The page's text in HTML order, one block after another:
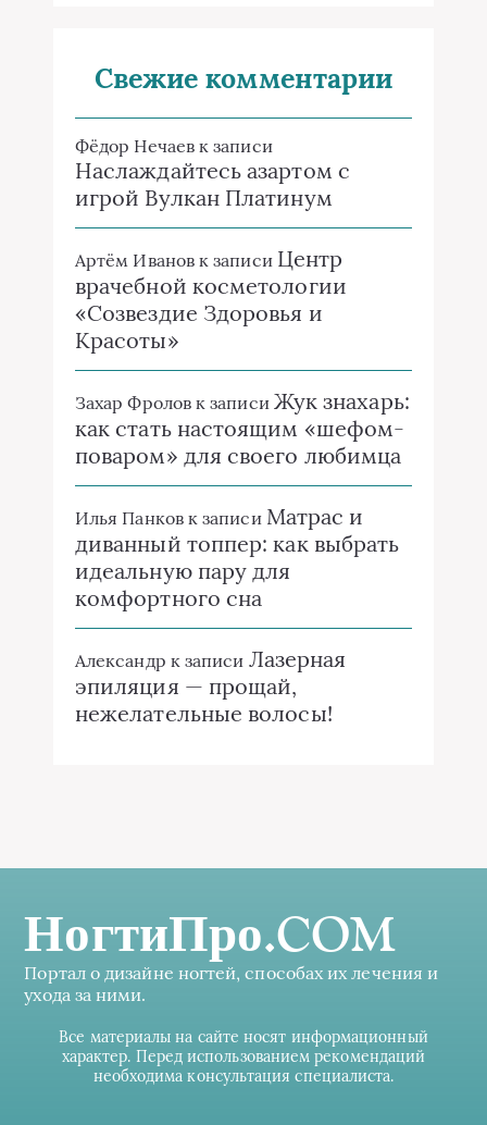
Свежие комментарии
Фёдор Нечаевк записи
Наслаждайтесь азартом с
игрой Вулкан Платинум
Артём Ивановк записи Центр
врачебной косметологии
«Созвездие Здоровья и
Красоты»
Захар Фроловк записи Жук знахарь:
как стать настоящим «шефом-
поваром» для своего любимца
Илья Панковк записи Матрас и
диванный топпер: как выбрать
идеальную пару для
комфортного сна
Александр к записи Лазерная
эпиляция — прощай,
нежелательные волосы!
НогтиПро.COM
Портал о дизайне ногтей, способах их лечения и
ухода за ними.
Все материалы на сайте носят информационный
характер. Перед использованием рекомендаций
необходима консультация специалиста.